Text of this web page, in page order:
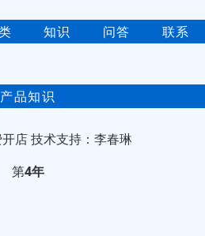
知识 问答 联系
产品知识
店技术支持：李春琳
第4年